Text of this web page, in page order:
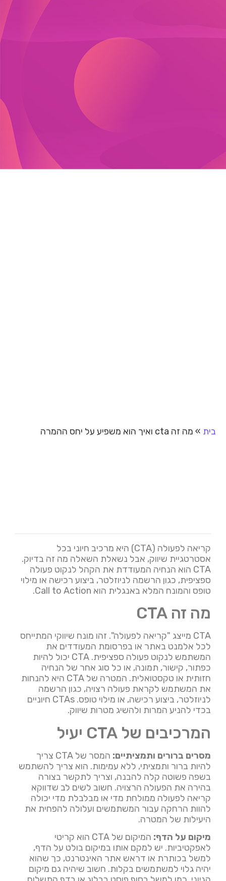
בית » מה זה cta ואיך הוא משפיע על יחס ההמרה
קריאה לפעולה (CTA) היא מרכיב חיוני בכל
אסטרטגיית שיווק, אבל נשאלת השאלה מה זה בדיוק.
CTA הוא הנחיה המעודדת את הקהל לנקוט פעולה
ספציפית, כגון הרשמה לניוזלטר, ביצוע רכישה או מילוי
טופס והמונח המלא באנגלית הוא Call to Action.
מה זה CTA
CTA מייצג "קריאה לפעולה". זהו מונח שיווקי המתייחס
לכל אלמנט באתר או בפרסומת המעודדים את
המשתמש לנקוט פעולה ספציפית. CTA יכול להיות
כפתור, קישור, תמונה, או כל סוג אחר של הנחיה
חזותית או טקסטואלית. המטרה של CTA היא להנחות
את המשתמש לקראת פעולה רצויה, כגון הרשמה
לניוזלטר, ביצוע רכישה, או מילוי טופס. CTAs חיוניים
בכדי להניע המרות ולהשיג מטרות שיווק.
המרכיבים של CTA יעיל
מסרים ברורים ותמציתיים:
המסר של CTA צריך
להיות ברור ותמציתי, ללא עמימות. הוא צריך להשתמש
בשפה פשוטה קלה להבנה, וצריך לתקשר בצורה
בהירה את הפעולה הרצויה. חשוב לשים לב שדווקא
קריאה לפעולה ממולחת מדי או מבלבלת מדי יכולה
להוות הרחקה עבור המשתמשים ועלולה להפחית את
היעילות של המטרה.
מיקום על הדף:
המיקום של CTA הוא קריטי
לאפקטיביות. יש למקם אותו במיקום בולט על הדף,
למשל בכותרת או דראש אתר האינטרנט, כך שהוא
יהיה גלוי למשתמשים בקלות. חשוב שיהיה גם מיקום